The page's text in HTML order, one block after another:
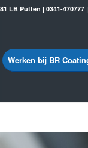
LB Putten | 0341-
Werken bij BR